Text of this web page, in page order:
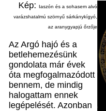
Kép:
Iaszón és a sohasem alvó
varázshatalmú szörnyű sárkánykígyó,
az aranygyapjú őrzője
Az Argó hajó és a
betlehemezésünk
gondolata már évek
óta megfogalmazódott
bennem, de mindig
halogattam ennek
legépelését. Azonban